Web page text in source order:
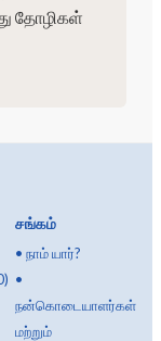
தோழிகள்
சங்கம்
•நாம் யார்?
•
நன்கொடையாளர்கள்
மற்றும்